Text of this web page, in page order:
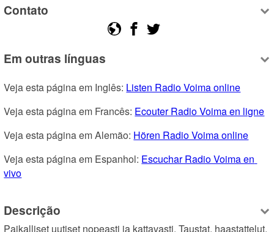
Contato
Em outras línguas
Veja esta página em Inglês: Listen Radio Voima online
Veja esta página em Francês: Ecouter Radio Voima en ligne
Veja esta página em Alemão: Hören Radio Voima online
Veja esta página em Espanhol: Escuchar Radio Voima en
vivo
Descrição
Paikalliset uutiset nopeasti ja kattavasti. Taustat, haastattelut,